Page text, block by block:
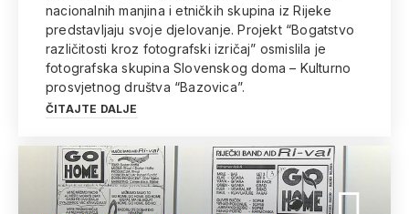
nacionalnih manjina i etničkih skupina iz Rijeke
predstavljaju svoje djelovanje. Projekt “Bogatstvo
različitosti kroz fotografski izričaj” osmislila je
fotografska skupina Slovenskog doma – Kulturno
prosvjetnog društva “Bazovica”.
ČITAJTE DALJE